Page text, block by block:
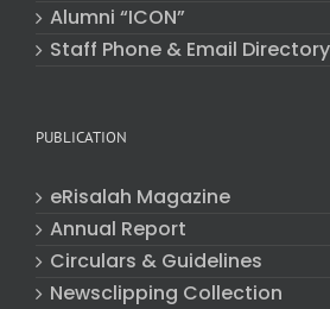
Alumni “ICON”
Staff Phone & Email Directory
PUBLICATION
eRisalah Magazine
Annual Report
Circulars & Guidelines
Newsclipping Collection